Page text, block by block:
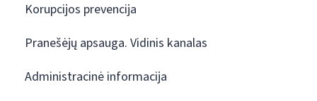
Korupcijos prevencija
Pranešėjų apsauga. Vidinis kanalas
Administracinė informacija